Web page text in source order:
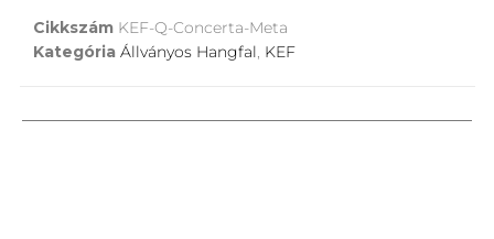
Cikkszám KEF-Q-Concerta-Meta
Kategória Állványos Hangfal, KEF